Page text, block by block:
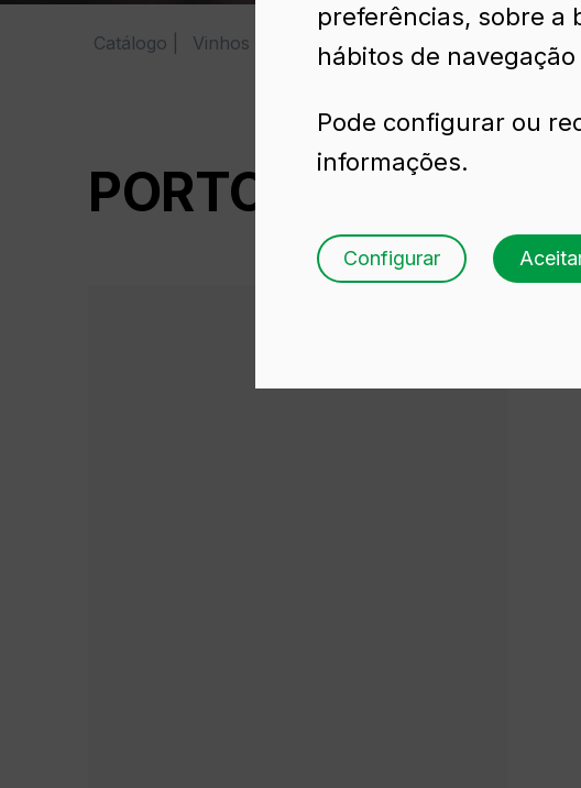
Catálogo Vinhos PORTOGALLO 75 CL
PORTOGALLO 75 CL
preferências, sobre a
hábitos de
Pode configurar ou
informações.
Configurar